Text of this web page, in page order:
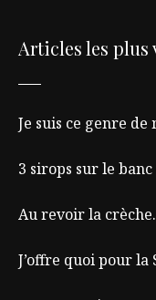
Articles les plus
Je suis ce genre
3 sirops sur le
Au revoir la
J’offre quoi pour la